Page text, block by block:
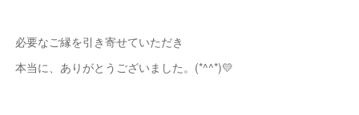
必要なご縁を引き寄せていただき
本当に、ありがとうございました。(*^^*)💛